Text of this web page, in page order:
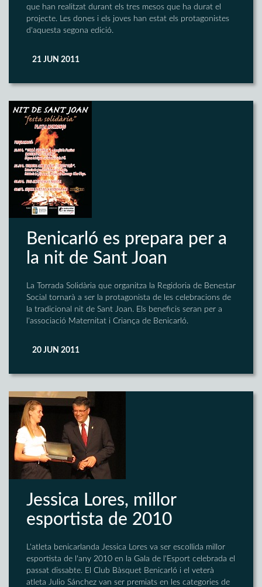
que han realitzat durant els tres mesos que ha durat el
projecte. Les dones i els joves han estat els protagonistes
d'aquesta segona edició.
21 JUN 2011
Benicarló es prepara per a
la nit de Sant Joan
La Torrada Solidària que organitza la Regidoria de Benestar
Social tornarà a ser la protagonista de les celebracions de
la tradicional nit de Sant Joan. Els beneficis seran per a
l'associació Maternitat i Criança de Benicarló.
20 JUN 2011
Jessica Lores, millor
esportista de 2010
L'atleta benicarlanda Jessica Lores va ser escollida millor
esportista de l'any 2010 en la Gala de l'Esport celebrada el
passat dissabte. El Club Bàsquet Benicarló i el veterà
atleta Julio Sánchez van ser premiats en les categories de